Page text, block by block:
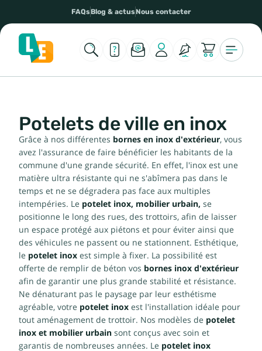
FAQsBlog & actusNous contacter
Potelets de ville en inox
Grâce à nos différentes bornes en inox d'extérieur, vous
avez l'assurance de faire bénéficier les habitants de la
commune d'une grande sécurité. En effet, l'inox est une
matière ultra résistante qui ne s'abîmera pas dans le
temps et ne se dégradera pas face aux multiples
intempéries. Le potelet inox, mobilier urbain, se
positionne le long des rues, des trottoirs, afin de laisser
un espace protégé aux piétons et pour éviter ainsi que
des véhicules ne passent ou ne stationnent. Esthétique,
le potelet inox est simple à fixer. La possibilité est
offerte de remplir de béton vos bornes inox d'extérieur
afin de garantir une plus grande stabilité et résistance.
Ne dénaturant pas le paysage par leur esthétisme
agréable, votre potelet inox est l'installation idéale pour
tout aménagement de trottoir. Nos modèles de potelet
inox et mobilier urbain sont conçus avec soin et
garantis de nombreuses années. Le potelet inox